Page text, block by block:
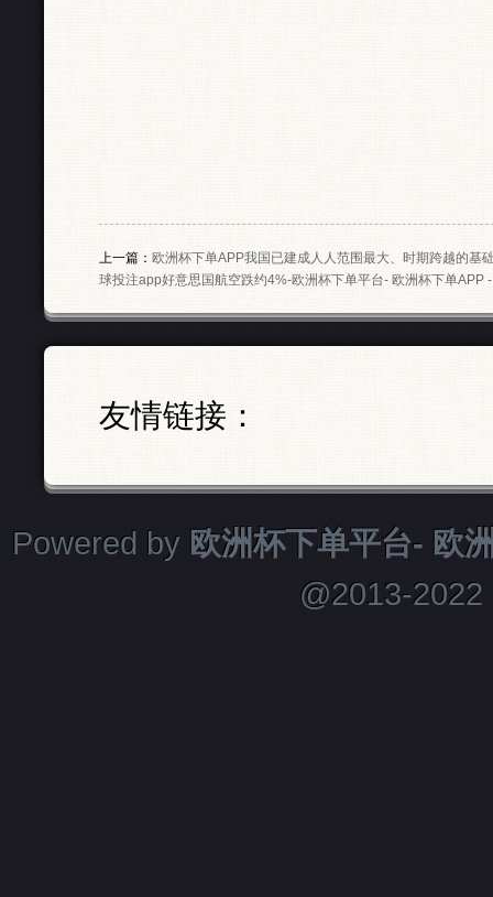
上一篇： 欧洲杯下单APP我国已建成人人范围最大、时期跨越的基
球投注app好意思国航空跌约4%-欧洲杯下单平台- 欧洲杯下单APP
友情链接：
Powered by 欧洲杯下单平台- 欧
@2013-2022